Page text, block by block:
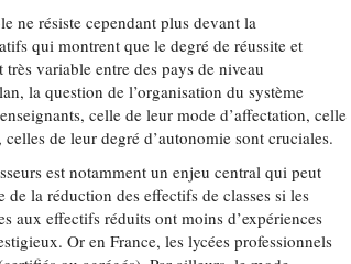
ne résiste cependant plus devant la
qui montrent que le degré de réussite et
très variable entre des pays de niveau
la question de l’organisation du système
celle de leur mode d’affectation, celle
de leur degré d’autonomie sont cruciales.
est notamment un enjeu central qui peut
la réduction des effectifs de classes si les
aux effectifs réduits ont moins d’expériences
Or en France, les lycées professionnels